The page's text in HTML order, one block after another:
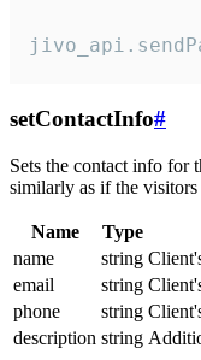
setContactInfo#
Sets the contact info for
similarly as if the
Name Type
name
string
email
string
phone
string
description string